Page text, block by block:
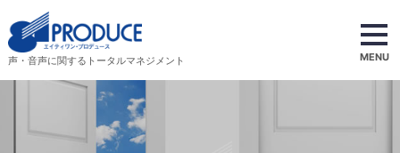
声・音声に関するトータルマネジメント MENU